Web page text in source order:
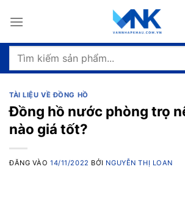
qua
dung
Tìm
TÀI LIỆU VỀ ĐỒNG HỒ
Đồng hồ nước phòng trọ
nào giá tốt?
ĐĂNG VÀO14/11/2022 BỞI NGUYỄN THỊ LOAN